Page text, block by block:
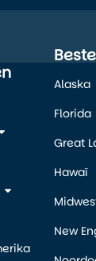
Alaska
Florida
Great
Hawaï
New